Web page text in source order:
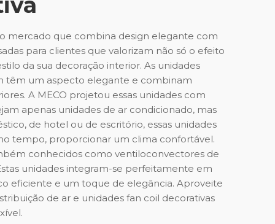
mercado que combina design elegante com
para clientes que valorizam não só o efeito
da sua decoração interior. As unidades
têm um aspecto elegante e combinam
A MECO projetou essas unidades com
apenas unidades de ar condicionado, mas
de hotel ou de escritório, essas unidades
tempo, proporcionar um clima confortável.
conhecidos como ventiloconvectores de
unidades integram-se perfeitamente em
eficiente e um toque de elegância. Aproveite
de ar e unidades fan coil decorativas